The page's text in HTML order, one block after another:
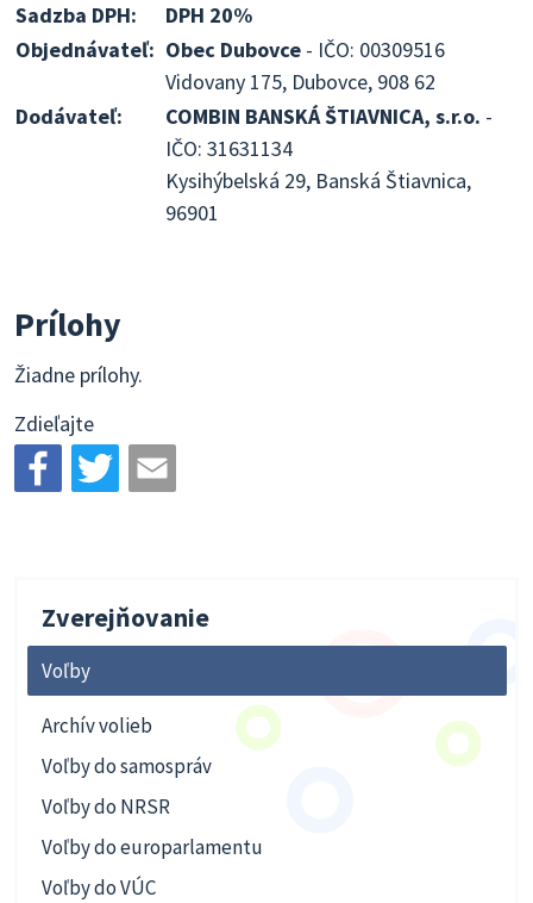
Sadzba DPH:
DPH 20%
Objednávateľ: Obec Dubovce - IČO: 00309516
Vidovany 175, Dubovce, 908 62
Dodávateľ:
COMBIN BANSKÁ ŠTIAVNICA, s.r.o. -
IČO: 31631134
Kysihýbelská 29, Banská Štiavnica,
96901
Prílohy
Žiadne prílohy.
Zdieľajte
Zverejňovanie
Voľby
Archív volieb
Voľby do samospráv
Voľby do NRSR
Voľby do europarlamentu
Voľby do VÚC